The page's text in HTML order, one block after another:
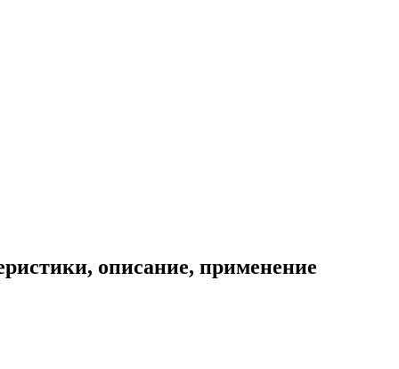
описание, применение